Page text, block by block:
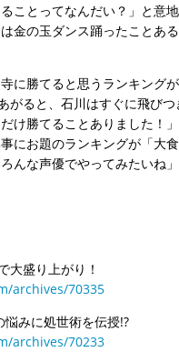
ことってなんだい？」と意
金の玉ダンス踊ったことあ
に勝てると思うランキング
がると、石川はすぐに飛び
け勝てることありました！
にお題のランキングが「大
んな声優でやってみたいね
大盛り上がり！
archives/70335
みに処世術を伝授!?
archives/70233